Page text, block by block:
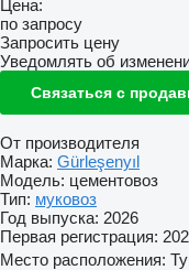
Цена:
по запросу
Запросить цену
Уведомлять об
Связаться с
От производителя
Марка: Gürleşenyıl
Модель: цементовоз
Тип: муковоз
Год выпуска: 2026
Первая регистрация:
Место расположения: